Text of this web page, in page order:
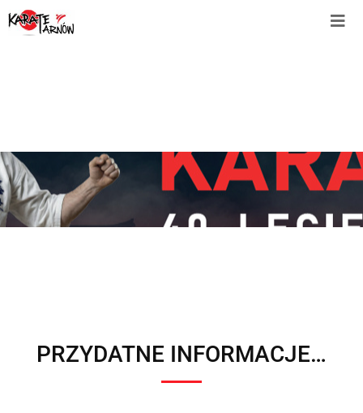
PRZYDATNE INFORMACJE…